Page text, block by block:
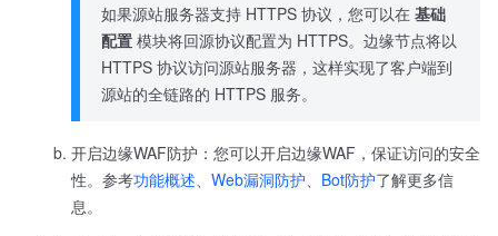
如果源站服务器支持 HTTPS 协议，您可以在基础
配置 模块将回源协议配置为 HTTPS。边缘节点将以
HTTPS 协议访问源站服务器，这样实现了客户端到
源站的全链路的 HTTPS 服务。
开启边缘WAF防护：您可以开启边缘WAF，保证访问的安全
性。参考功能概述、 Web漏洞防护、 Bot防护了解更多信
息。